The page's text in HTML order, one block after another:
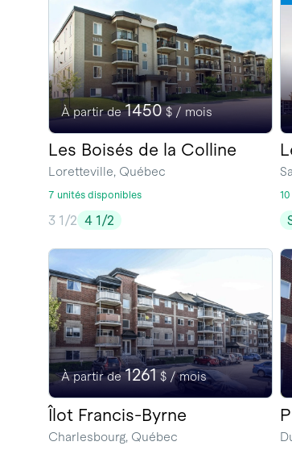
À partir de1450 $ / mois
Les Boisés de la Colline
Loretteville, Québec
7 unités disponibles
3 1/2 4 1/2
À partir de 1261 $ / mois
Îlot Francis-Byrne
Charlesbourg, Québec